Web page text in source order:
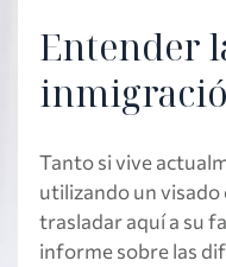
Entender
Tanto si vive
utilizando un visado
trasladar aquí a su
informe sobre las